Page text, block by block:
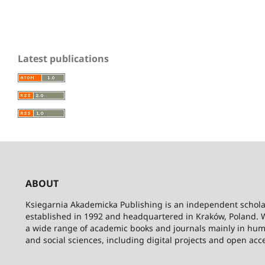
Latest publications
ABOUT
Ksiegarnia Akademicka Publishing is an independent
established in 1992 and headquartered in Kraków, Poland.
a wide range of academic books and journals mainly in
and social sciences, including digital projects and open